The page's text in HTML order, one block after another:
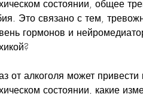
состоянии, общее
Это связано с тем,
гормонов и
от алкоголя может
состоянии, какие